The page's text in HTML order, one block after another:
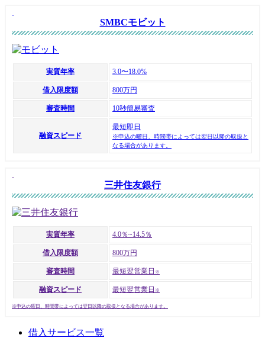
SMBCモビット
実質年率 3.0〜18.0%
借入限度額 800万円
審査時間 10秒簡易審査
融資スピード
最短即日
※申込の曜日、時間帯によっては翌日以降の取扱と
なる場合があります。
三井住友銀行
実質年率 4.0％~14.5％
借入限度額 800万円
審査時間 最短翌営業日 ※
融資スピード 最短翌営業日 ※
※申込の曜日、時間帯によっては翌日以降の取扱となる場合があります。
借入サービス一覧